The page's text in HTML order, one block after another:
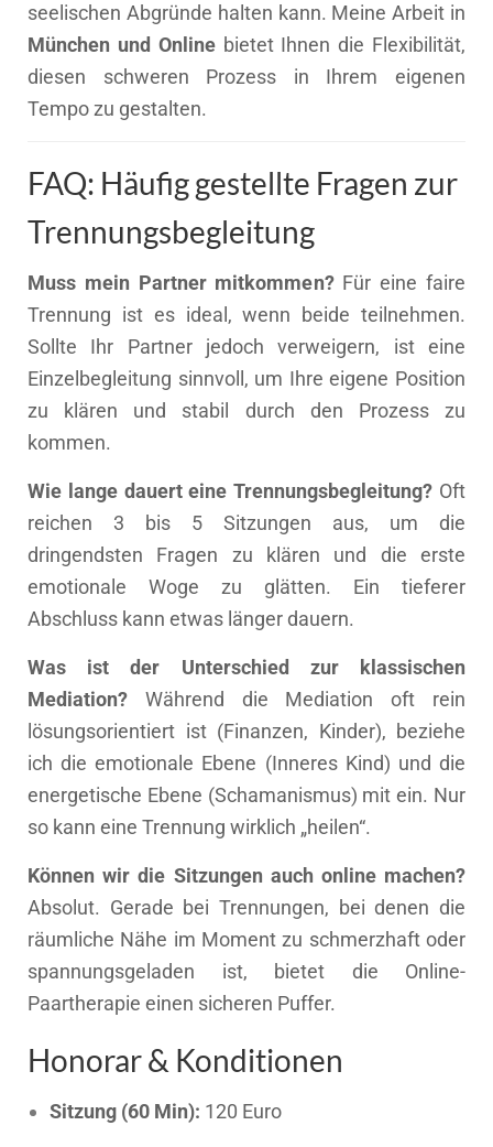
seelischen Abgründe halten kann. Meine Arbeit in
München und Onlinebietet Ihnen die Flexibilität,
diesen schweren Prozess in Ihrem eigenen
Tempo zu gestalten.
FAQ: Häufig gestellte Fragen zur
Trennungsbegleitung
Muss mein Partner mitkommen?Für eine faire
Trennung ist es ideal, wenn beide teilnehmen.
Sollte Ihr Partner jedoch verweigern, ist eine
Einzelbegleitung sinnvoll, um Ihre eigene Position
zu klären und stabil durch den Prozess zu
kommen.
Wie lange dauert eine Trennungsbegleitung? Oft
reichen 3 bis 5 Sitzungen aus, um die
dringendsten Fragen zu klären und die erste
emotionale Woge zu glätten. Ein tieferer
Abschluss kann etwas länger dauern.
Was ist der Unterschied zur klassischen
Mediation? Während die Mediation oft rein
lösungsorientiert ist (Finanzen, Kinder), beziehe
ich die emotionale Ebene (Inneres Kind) und die
energetische Ebene (Schamanismus) mit ein. Nur
so kann eine Trennung wirklich „heilen“.
Können wir die Sitzungen auch online machen?
Absolut. Gerade bei Trennungen, bei denen die
räumliche Nähe im Moment zu schmerzhaft oder
spannungsgeladen ist, bietet die Online-
Paartherapie einen sicheren Puffer.
Honorar & Konditionen
Sitzung (60 Min): 120 Euro